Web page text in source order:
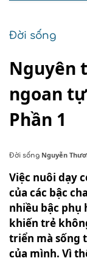
Đời sống
Nguyên
ngoan
Phần 1
Đời sống Nguyễn
Việc nuôi dạy
của các bậc
nhiều bậc phụ
khiến trẻ
triển mà sống
của mình. Vì